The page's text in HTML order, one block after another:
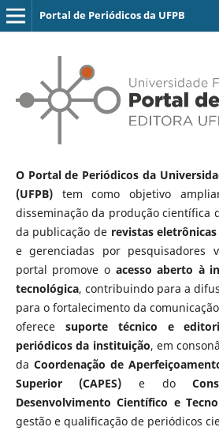
Portal de Periódicos da UFPB
O Portal de Periódicos da
(UFPB)tem como objetivo
disseminação da produção científica
da publicação de revistas
e gerenciadas por pesquisadores
portal promove o acesso aberto à
tecnológica, contribuindo para a
para o fortalecimento da
oferece suporte técnico e
periódicos da instituição, em
da Coordenação de
Superior (CAPES) e do
Desenvolvimento Científico e
gestão e qualificação de periódicos